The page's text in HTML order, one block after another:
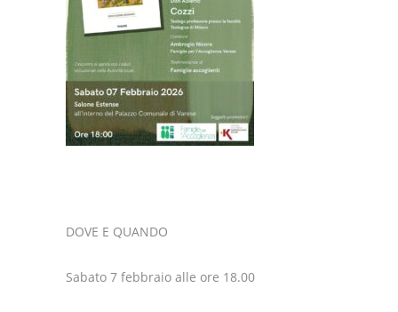
DOVE E QUANDO
Sabato 7 febbraio alle ore 18.00